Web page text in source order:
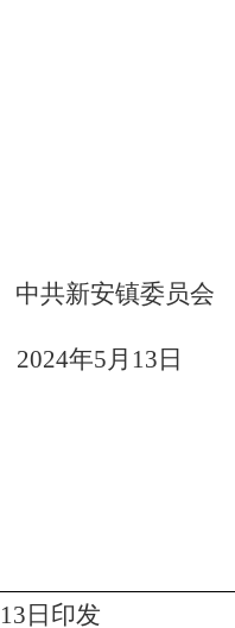
中共新安镇委员会
年5月 13 日
13 日印发